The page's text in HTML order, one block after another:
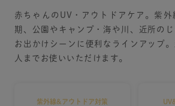
赤ちゃんのUV・アウトドアケア。紫
期、公園やキャンプ・海や川、近所の
お出かけシーンに便利なラインアップ
人までお使いいただけます。
紫外線&アウトドア対策